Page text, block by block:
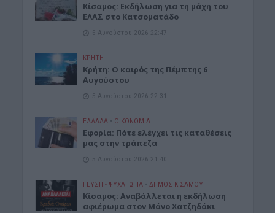
Κίσαμος: Εκδήλωση για τη μάχη του
ΕΛΑΣ στο Κατσοματάδο
5 Αυγούστου 2026 22:47
ΚΡΗΤΗ
Κρήτη: Ο καιρός της Πέμπτης 6
Αυγούστου
5 Αυγούστου 2026 22:31
ΕΛΛΑΔΑ • ΟΙΚΟΝΟΜΙΑ
Εφορία: Πότε ελέγχει τις καταθέσεις
μας στην τράπεζα
5 Αυγούστου 2026 21:40
ΓΕΎΣΗ - ΨΥΧΑΓΩΓΊΑ • ΔΉΜΟΣ ΚΙΣΆΜΟΥ
Κίσαμος: Αναβάλλεται η εκδήλωση
αφιέρωμα στον Μάνο Χατζηδάκι